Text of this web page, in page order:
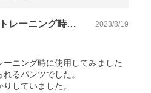
商品紹介にもある様にトレーニング時に使… 2023/8/19
ニング時に使用してみました
るパンツでした。
していました。